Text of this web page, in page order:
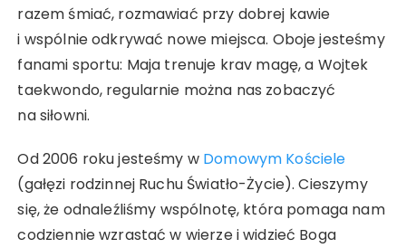
razem śmiać, rozmawiać przy dobrej kawie
i wspólnie odkrywać nowe miejsca. Oboje jesteśmy
fanami sportu: Maja trenuje krav magę, a Wojtek
taekwondo, regularnie można nas zobaczyć
na siłowni.
Od 2006 roku jesteśmy w Domowym Kościele
(gałęzi rodzinnej Ruchu Światło-Życie). Cieszymy
się, że odnaleźliśmy wspólnotę, która pomaga nam
codziennie wzrastać w wierze i widzieć Boga